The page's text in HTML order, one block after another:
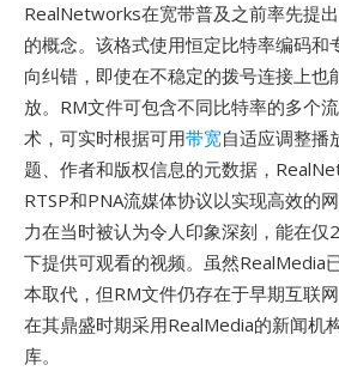
RealNetworks在宽带普及之前率先提
的概念。该格式使用恒定比特率编码和
向纠错，即使在不稳定的拨号连接上也
放。RM文件可包含不同比特率的多个
术，可实时根据可用带宽自适应调整播
题、作者和版权信息的元数据，
RTSP和PNA流媒体协议以实现高效的
力在当时被认为令人印象深刻，能在
下提供可观看的视频。虽然RealMedia
本取代，但RM文件仍存在于早期互联
在其鼎盛时期采用RealMedia的新闻机
库。